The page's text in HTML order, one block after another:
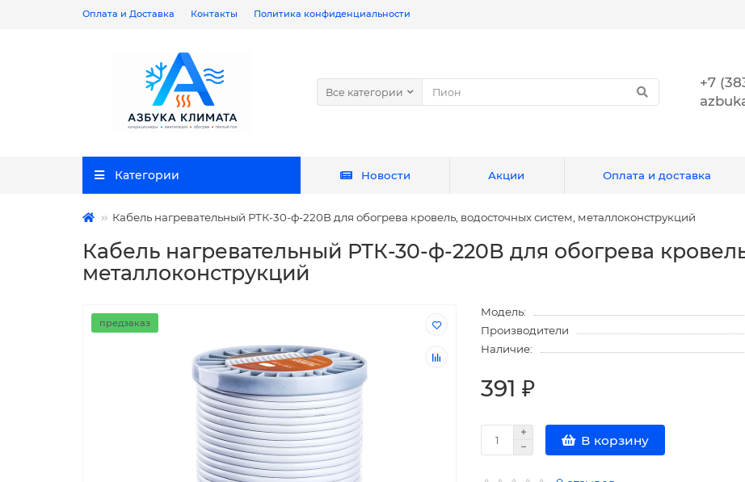
Оплата и Доставка Контакты Политика конфиденциальности
Все категории
+7
Категории Новости Акции Оплата и доставка
Кабель нагревательный РТК-30-ф-220В для обогрева кровель, водосточных систем, металлоконструкций
Кабель нагревательный РТК-30-ф-220В для обогрева
металлоконструкций
предзаказ
Модель:
Производители
Наличие:
391 ₽
В корзину